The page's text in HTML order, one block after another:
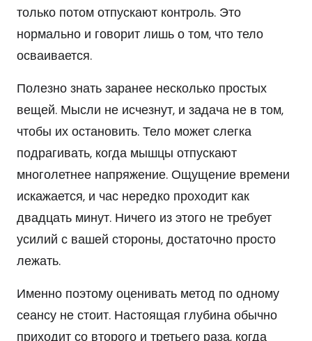
только потом отпускают контроль. Это
нормально и говорит лишь о том, что тело
осваивается.
Полезно знать заранее несколько простых
вещей. Мысли не исчезнут, и задача не в том,
чтобы их остановить. Тело может слегка
подрагивать, когда мышцы отпускают
многолетнее напряжение. Ощущение времени
искажается, и час нередко проходит как
двадцать минут. Ничего из этого не требует
усилий с вашей стороны, достаточно просто
лежать.
Именно поэтому оценивать метод по одному
сеансу не стоит. Настоящая глубина обычно
приходит со второго и третьего раза, когда